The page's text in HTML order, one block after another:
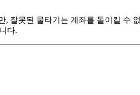
잘못된 물타기는 계좌를 돌이킬 수
다.